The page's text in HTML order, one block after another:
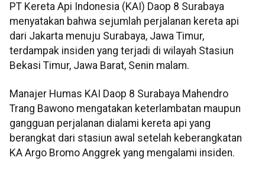
PT Kereta Api Indonesia (KAI) Daop 8 Surabaya
menyatakan bahwa sejumlah perjalanan kereta api
dari Jakarta menuju Surabaya, Jawa Timur,
terdampak insiden yang terjadi di wilayah Stasiun
Bekasi Timur, Jawa Barat, Senin malam.
Manajer Humas KAI Daop 8 Surabaya Mahendro
Trang Bawono mengatakan keterlambatan maupun
gangguan perjalanan dialami kereta api yang
berangkat dari stasiun awal setelah keberangkatan
KA Argo Bromo Anggrek yang mengalami insiden.